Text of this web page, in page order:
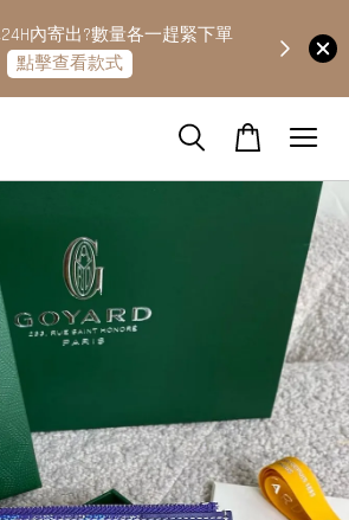
內寄出?數量各一趕緊下單
點擊查看款式